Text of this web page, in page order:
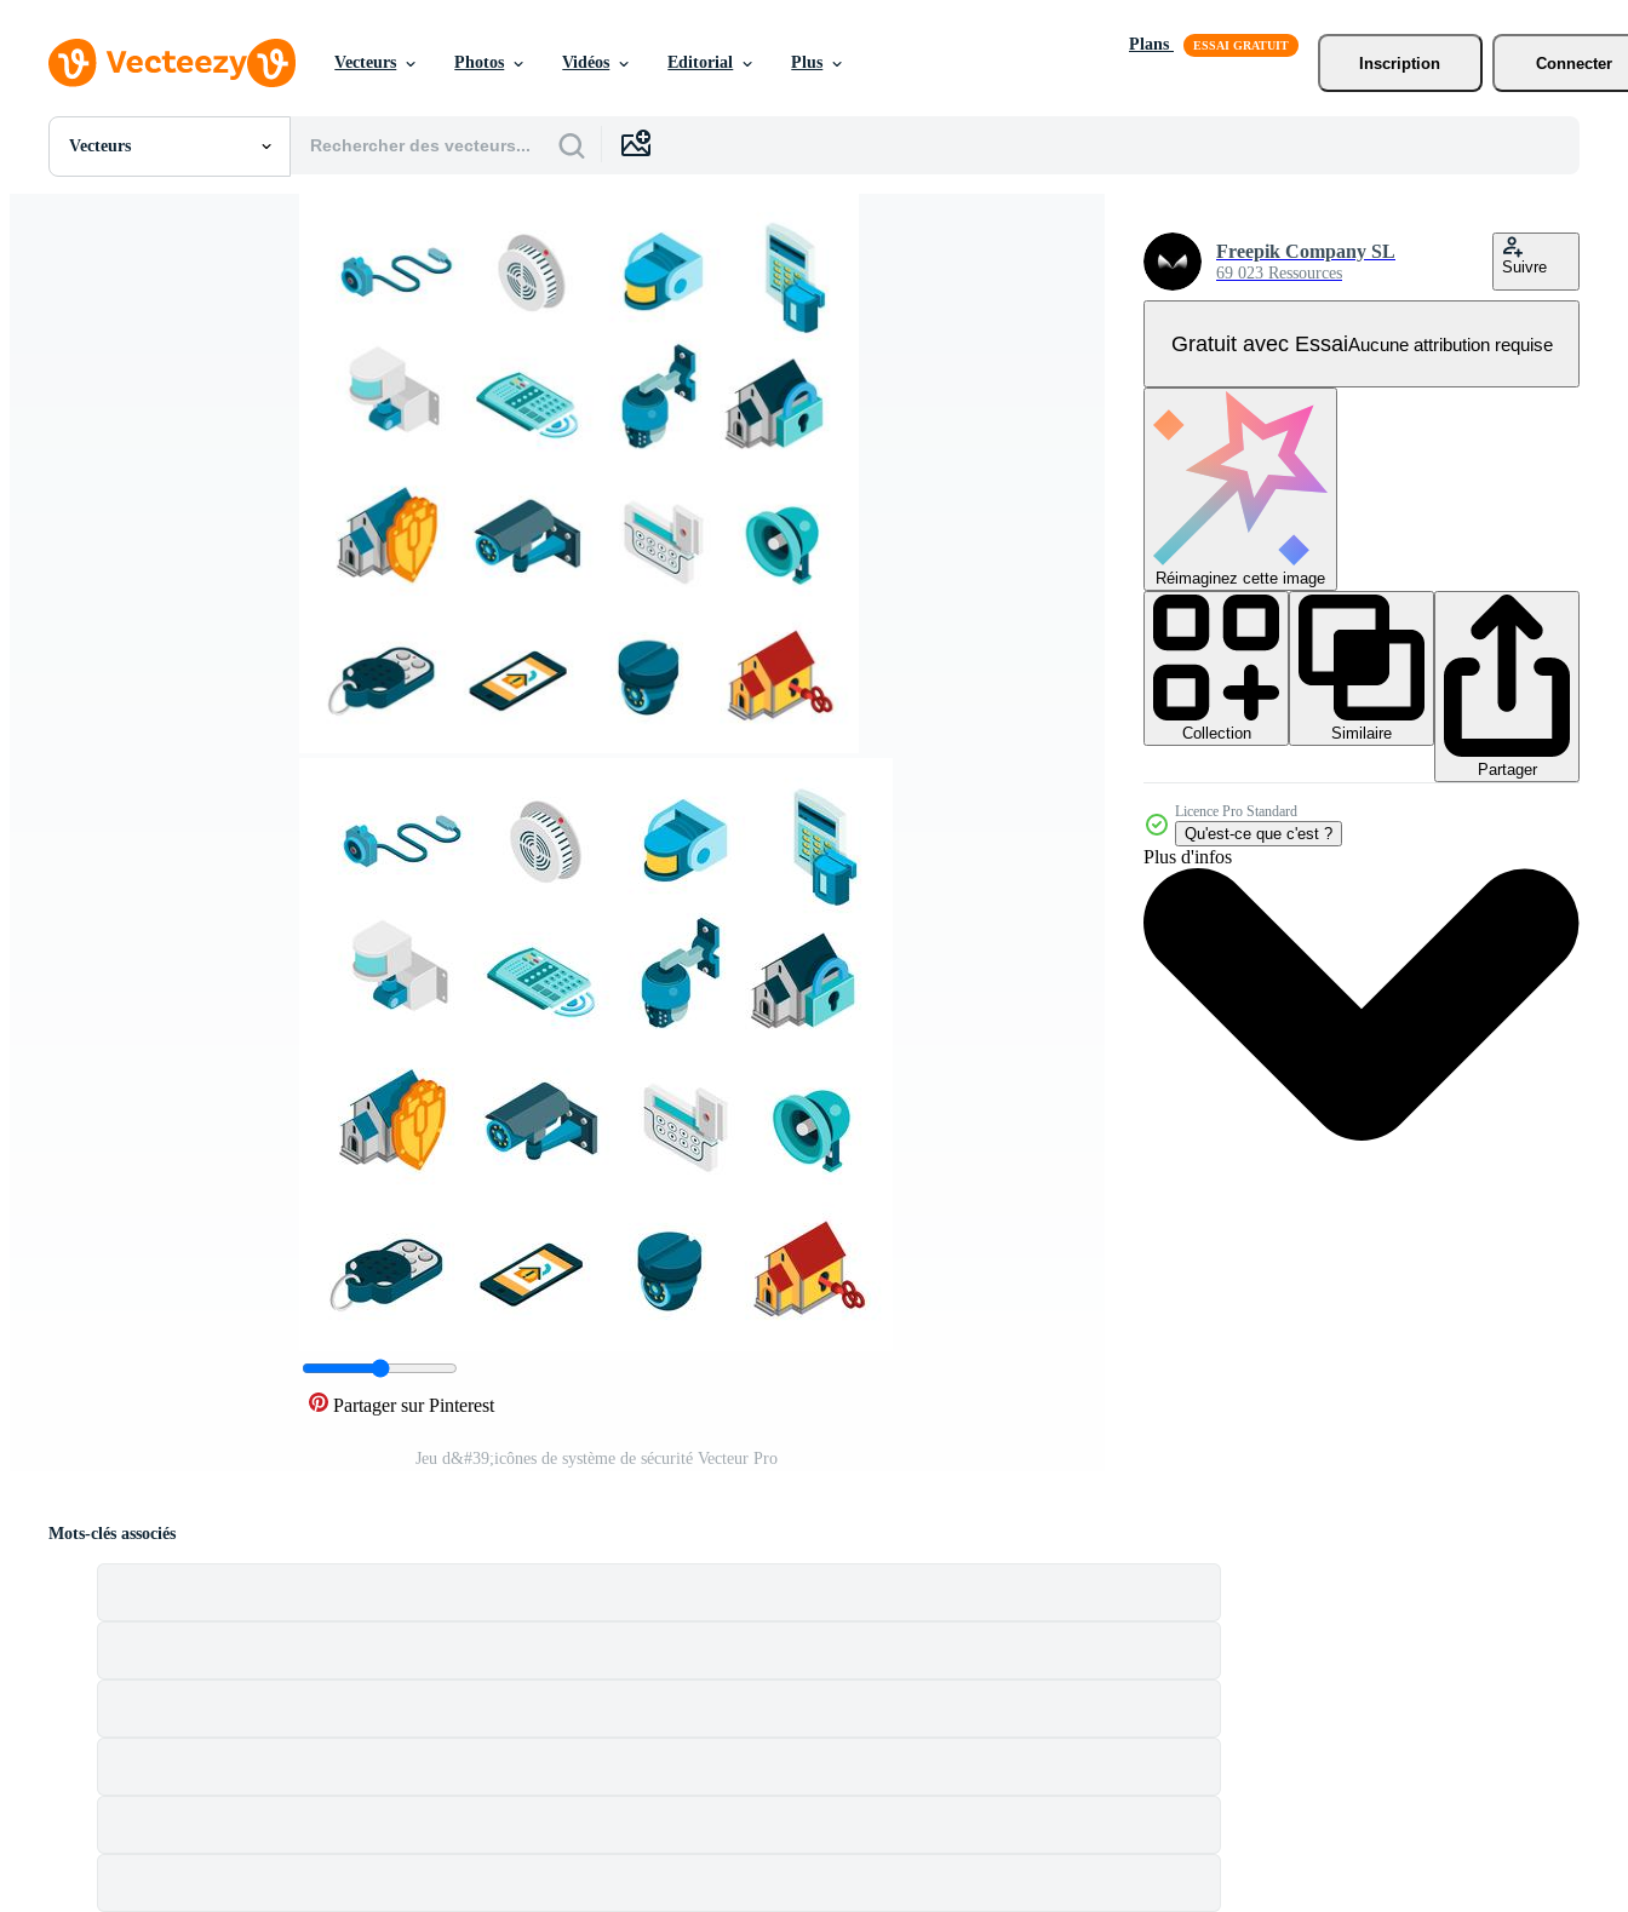
Vecteurs Photos Vidéos Editorial Plus
Plans
Inscription
Connecter
Vecteurs
Toutes Images
Partager sur Pinterest
Jeu d&#39;icônes de système de sécurité Vecteur Pro
Freepik Company SL
69 023 Ressources Suivre
Gratuit avec EssaiAucune attribution requise
Réimaginez cette image
Collection
Similaire
Partager
Licence Pro Standard
Qu'est-ce que c'est ?
Plus d'infos
Mots-clés associés